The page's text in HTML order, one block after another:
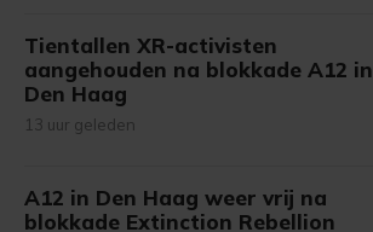
Tientallen XR-activisten
aangehouden na blokkade A12 in
Den Haag
13 uur geleden
A12 in Den Haag weer vrij na
blokkade Extinction Rebellion